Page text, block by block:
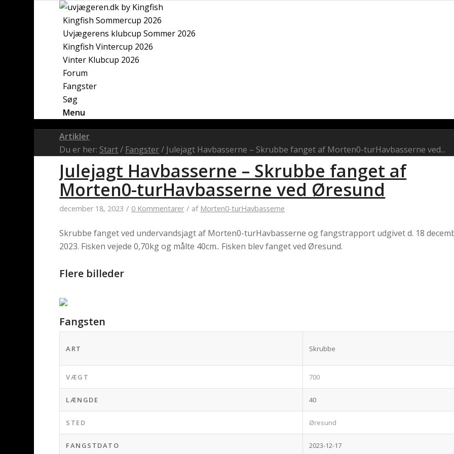
Kingfish Sommercup 2026
Uvjægerens klubcup Sommer 2026
Kingfish Vintercup 2026
Vinter Klubcup 2026
Forum
Fangster
Søg
Menu
Artikler
Du er her: Start/ Fangster/ Julejagt Havbasserne – Skrubbe fanget af Morten0-turHavbasserne ved...
Julejagt Havbasserne – Skrubbe fanget af
Morten0-turHavbasserne ved Øresund
december 18, 2023 / 0 Kommentarer / af Morten0-turHavbasserne
Skrubbe fanget ved undervandsjagt af Morten0-turHavbasserne og fangstrapport udgivet d. 18
2023. Fisken vejede 0,70kg og målte 40cm.. Fisken blev fanget ved Øresund.
Flere billeder
Fangsten
ART Skrubbe
VÆGT 700
LÆNGDE 40
STED Øresund
FANGSTDATO 2023-12-17